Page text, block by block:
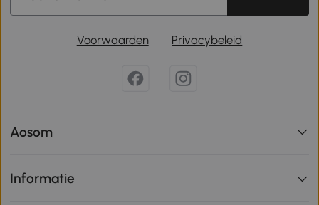
Voorwaarden Privacybeleid
Aosom
Informatie